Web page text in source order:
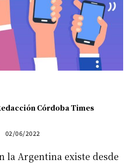
Córdoba Times
02/06/2022
la Argentina existe desde